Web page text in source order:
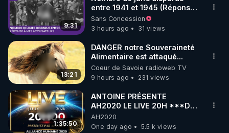
9:31
entre 1941 et 1945 (Réponse
à mes accusateurs)
Sans Concession
3 hours ago
31 views
13:21
DANGER notre Souveraineté
Alimentaire est attaqué...
Coeur de Savoie radioweb TV
9 hours ago
231 views
1:35:50
ANTOINE PRÉSENTE
AH2020 LE LIVE 20H ***DU
06/08/2026***
AH2020
One day ago
5.5 k views